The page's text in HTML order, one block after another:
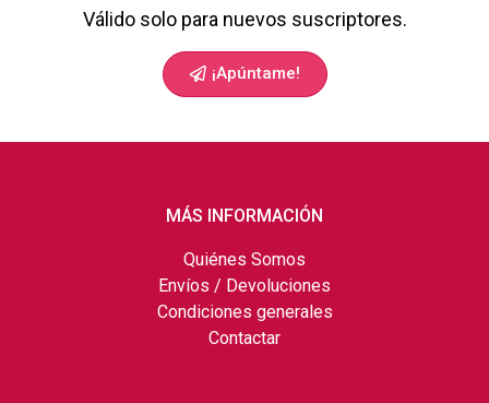
Válido solo para nuevos suscriptores.
¡Apúntame!
MÁS INFORMACIÓN
Quiénes Somos
Envíos / Devoluciones
Condiciones generales
Contactar